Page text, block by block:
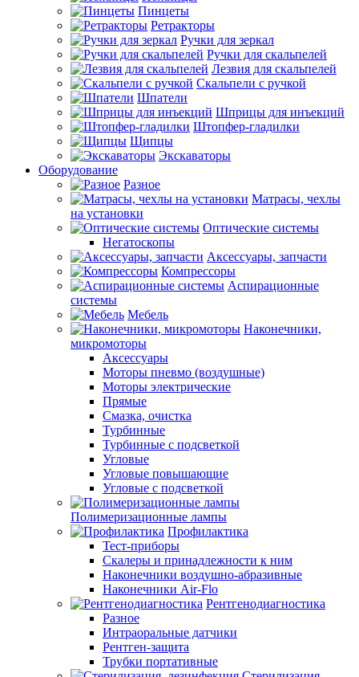
Пинцеты
Ретракторы
Ручки для зеркал
Ручки для скальпелей
Лезвия для скальпелей
Скальпели с ручкой
Шпатели
Шприцы для инъекций
Штопфер-гладилки
Щипцы
Экскаваторы
Оборудование
Разное
Матрасы, чехлы
на установки
Оптические системы
Негатоскопы
Аксессуары, запчасти
Компрессоры
Аспирационные
системы
Мебель
Наконечники,
микромоторы
Аксессуары
Моторы пневмо (воздушные)
Моторы электрические
Прямые
Смазка, очистка
Турбинные
Турбинные с подсветкой
Угловые
Угловые повышающие
Угловые с подсветкой
Полимеризационные лампы
Профилактика
Тест-приборы
Скалеры и принадлежности к ним
Наконечники воздушно-абразивные
Наконечники Air-Flo
Рентгенодиагностика
Разное
Интраоральные датчики
Рентген-защита
Трубки портативные